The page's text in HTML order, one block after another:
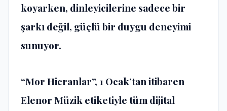
koyarken, dinleyicilerine sadece bir
şarkı değil, güçlü bir duygu deneyimi
sunuyor.
“Mor Hicranlar”, 1 Ocak’tan itibaren
Elenor Müzik etiketiyle tüm dijital